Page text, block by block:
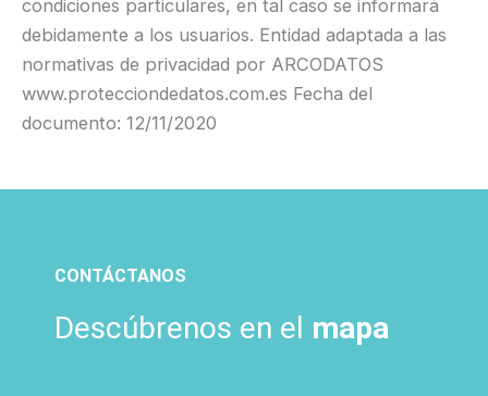
condiciones particulares, en tal caso se informará
debidamente a los usuarios. Entidad adaptada a las
normativas de privacidad por ARCODATOS
www.protecciondedatos.com.es Fecha del
documento: 12/11/2020
CONTÁCTANOS
Descúbrenos en el mapa